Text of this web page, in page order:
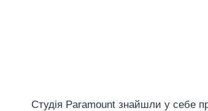
Студія Paramount знайшли у себе